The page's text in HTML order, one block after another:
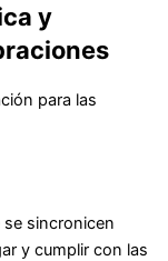
y
se sincronicen
y cumplir con las